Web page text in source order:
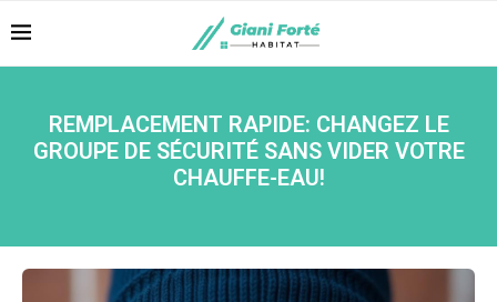
REMPLACEMENT RAPIDE: CHANGEZ LE
GROUPE DE SÉCURITÉ SANS VIDER VOTRE
CHAUFFE-EAU!